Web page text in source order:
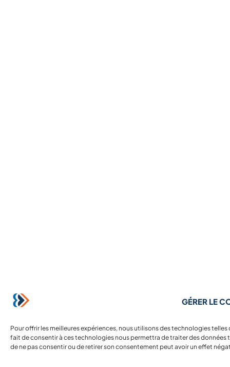
GÉRER LE
Pour offrir les meilleures expériences, nous utilisons des technologies
fait de consentir à ces technologies nous permettra de traiter des
de ne pas consentir ou de retirer son consentement peut avoir un effet